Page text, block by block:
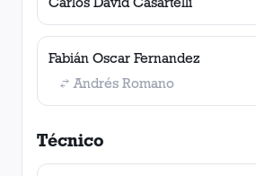
Fabián Oscar Fernandez
Andrés Romano
Técnico